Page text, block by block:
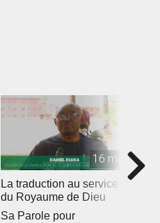
16 min
La traduction au service
du Royaume de Dieu
Sa Parole pour